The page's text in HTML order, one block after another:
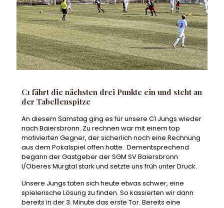
C1 fährt die nächsten drei Punkte ein und steht an
der Tabellenspitze
An diesem Samstag ging es für unsere C1 Jungs wieder
nach Baiersbronn. Zu rechnen war mit einem top
motivierten Gegner, der sicherlich noch eine Rechnung
aus dem Pokalspiel offen hatte. Dementsprechend
begann der Gastgeber der SGM SV Baiersbronn
I/Oberes Murgtal stark und setzte uns früh unter Druck.
Unsere Jungs taten sich heute etwas schwer, eine
spielerische Lösung zu finden. So kassierten wir dann
bereits in der 3. Minute das erste Tor. Bereits eine